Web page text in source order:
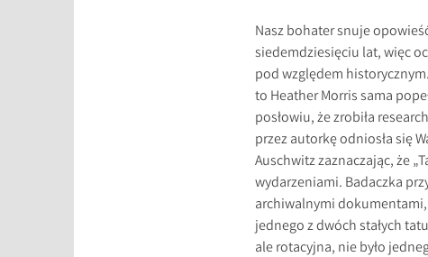
Nasz bohater snuje
siedemdziesięciu lat, więc
pod względem
to Heather Morris sama
posłowiu, że zrobiła
przez autorkę odniosła się
Auschwitz zaznaczając, że
wydarzeniami. Badaczka
archiwalnymi dokumentami,
jednego z dwóch stałych
ale rotacyjna, nie było